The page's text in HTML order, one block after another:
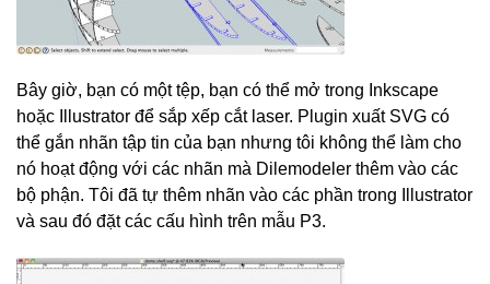
Bây giờ, bạn có một tệp, bạn có thể mở trong Inkscape
hoặc Illustrator để sắp xếp cắt laser. Plugin xuất SVG có
thể gắn nhãn tập tin của bạn nhưng tôi không thể làm cho
nó hoạt động với các nhãn mà Dilemodeler thêm vào các
bộ phận. Tôi đã tự thêm nhãn vào các phần trong Illustrator
và sau đó đặt các cấu hình trên mẫu P3.